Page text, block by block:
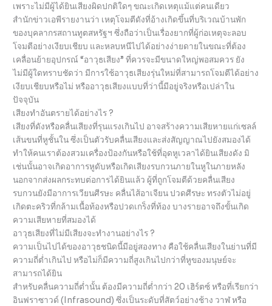
เพราะไม่มีผู้ได้ยินเสียงผิดปกติใดๆ ขณะเกิดเหตุแม้แต่คนเดียว
สำนักข่าวเอพีรายงานว่า เหตุโจมตีดังที่อ้างเกิดขึ้นที่บริเวณบ้านพัก
ของบุคลากรสถานทูตสหรัฐฯ ซึ่งถือว่าเป็นเรื่องยากที่ผู้ก่อเหตุจะลอบ
โจมตีอย่างเงียบเชียบ และหลบหนีไปได้อย่างง่ายดายในขณะที่ต้อง
เคลื่อนย้ายอุปกรณ์ “อาวุธเสียง” ที่ควรจะมีขนาดใหญ่พอสมควร ยัง
ไม่มีผู้ใดทราบชัดว่า มีการใช้อาวุธเสียงรุ่นใหม่ที่สามารถโจมตีได้อย่าง
เงียบเชียบหรือไม่ หรืออาวุธเสียงแบบที่ว่านี้มีอยู่จริงหรือเปล่าใน
ปัจจุบัน
เสียงทำอันตรายได้อย่างไร ?
เสียงที่ดังหรือคลื่นเสียงที่รุนแรงเกินไป อาจสร้างความเสียหายแก่เซลล์
เส้นขนที่หูชั้นใน ซึ่งเป็นตัวรับคลื่นเสียงและส่งสัญญาณไปยังสมองได้
ทำให้คนเราต้องสวมเครื่องป้องกันหรือใช้ที่อุดหูเวลาได้ยินเสียงดัง มิ
เช่นนั้นอาจเกิดอาการหูดับหรือเกิดเสียงรบกวนภายในหูในภายหลัง
นอกจากส่งผลกระทบต่อการได้ยินแล้ว ผู้ที่ถูกโจมตีด้วยคลื่นเสียง
รบกวนยังมีอาการเวียนศีรษะ คลื่นไส้อาเจียน ปวดศีรษะ ทรงตัวไม่อยู่
เกิดตะคริวที่กล้ามเนื้อท้องหรือปวดเกร็งที่ท้อง บางรายอาจถึงขั้นเกิด
ความเสียหายที่สมองได้
อาวุธเสียงที่ไม่มีเสียงจะทำงานอย่างไร ?
ความเป็นไปได้ของอาวุธชนิดนี้มีอยู่สองทาง คือใช้คลื่นเสียงในย่านที่มี
ความถี่ต่ำเกินไป หรือไม่ก็มีความถี่สูงเกินไปกว่าที่หูของมนุษย์จะ
สามารถได้ยิน
สำหรับคลื่นความถี่ต่ำนั้น ต้องมีความถี่ต่ำกว่า 20 เฮิร์ตซ์ หรือที่เรียกว่า
อินฟราซาวด์ (Infrasound) ซึ่งเป็นระดับที่สัตว์อย่างช้าง วาฬ หรือ